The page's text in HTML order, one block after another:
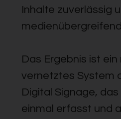
Inhalte zuverlässig
Das Ergebnis ist ein
vernetztes System
Digital Signage,
einmal erfasst und